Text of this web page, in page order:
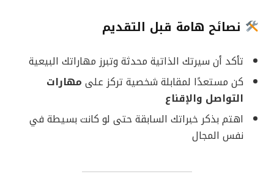
نصائح هامة قبل التقديم
تأكد أن سيرتك الذاتية محدثة وتبرز مهاراتك البيعية
كن مستعدًا لمقابلة شخصية تركز على مهارات
التواصل والإقناع
اهتم بذكر خبراتك السابقة حتى لو كانت بسيطة في
نفس المجال